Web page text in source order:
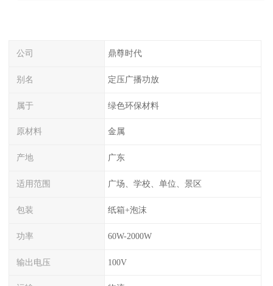
公司 鼎尊时代
别名 定压广播功放
属于 绿色环保材料
原材料 金属
产地 广东
适用范围 广场、学校、单位、景区
包装 纸箱+泡沫
功率 60W-2000W
输出电压 100V